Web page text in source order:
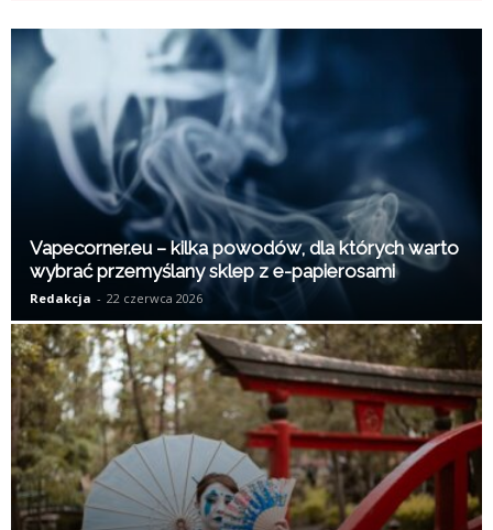
Vapecorner.eu – kilka powodów, dla których warto
wybrać przemyślany sklep z e-papierosami
Redakcja - 22 czerwca 2026